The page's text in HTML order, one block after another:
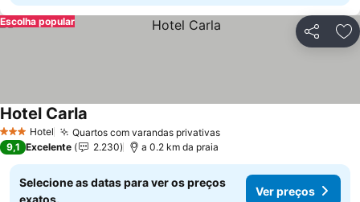
Partilhar
Escolha popular
3 EstrelasHotel Quartos com varandas privativasVer preços
Hotel Carla
9,1 Excelente 2.230 a 0.2 km da praia
Selecione as datas para ver os preços
exatos.
Ver preços